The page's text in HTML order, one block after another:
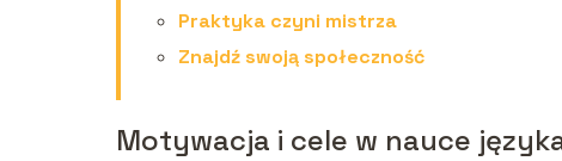
Praktyka czyni mistrza
Znajdź swoją społeczność
Motywacja i cele w nauce